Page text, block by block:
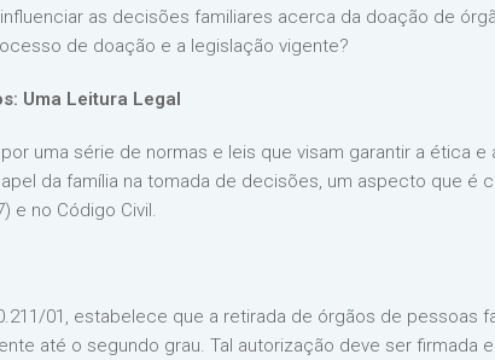
as decisões familiares acerca da doação de
de doação e a legislação vigente?
Uma Leitura Legal
uma série de normas e leis que visam garantir a ética e
da família na tomada de decisões, um aspecto que é
e no Código Civil.
01, estabelece que a retirada de órgãos de pessoas
até o segundo grau. Tal autorização deve ser firmada